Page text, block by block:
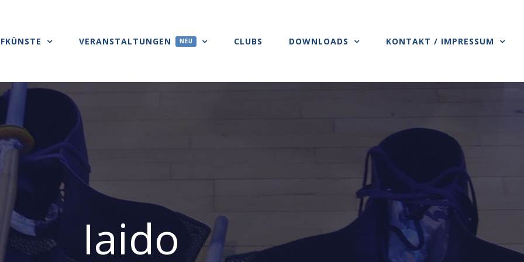
VERANSTALTUNGEN NEU CLUBS DOWNLOADS KONTAKT / IMPRESSUM
Iaido